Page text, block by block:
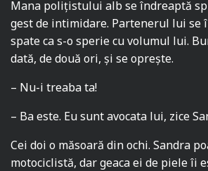
Mana polițistului alb se îndreaptă
gest de intimidare. Partenerul lui se
spate ca s-o sperie cu volumul lui.
dată, de două ori, și se oprește.
– Nu-i treaba ta!
– Ba este. Eu sunt avocata lui, zice
Cei doi o măsoară din ochi. Sandra
motociclistă, dar geaca ei de piele îi